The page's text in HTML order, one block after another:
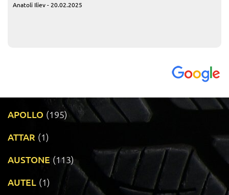
Anatoli Iliev - 20.02.2025
APOLLO (195)
ATTAR (1)
AUSTONE (113)
AUTEL (1)